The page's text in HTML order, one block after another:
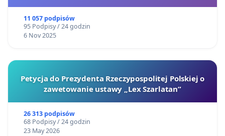
11 057 podpisów
95 Podpisy / 24 godzin
6 Nov 2025
Petycja do Prezydenta Rzeczypospolitej Polskiej o
zawetowanie ustawy „Lex Szarlatan”
26 313 podpisów
68 Podpisy / 24 godzin
23 May 2026